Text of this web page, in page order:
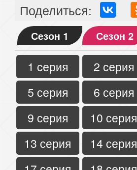
Поделиться:
Сезон 1 Сезон 2
1 серия 2 серия
5 серия
6 серия
9 серия
10 серия
13 серия
14 серия